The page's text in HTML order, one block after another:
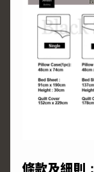
條款及細則：